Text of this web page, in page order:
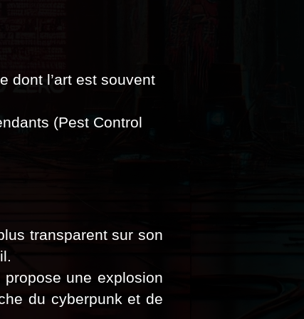
dont l’art est souvent
(Pest Control
transparent sur son
une explosion
du cyberpunk et de